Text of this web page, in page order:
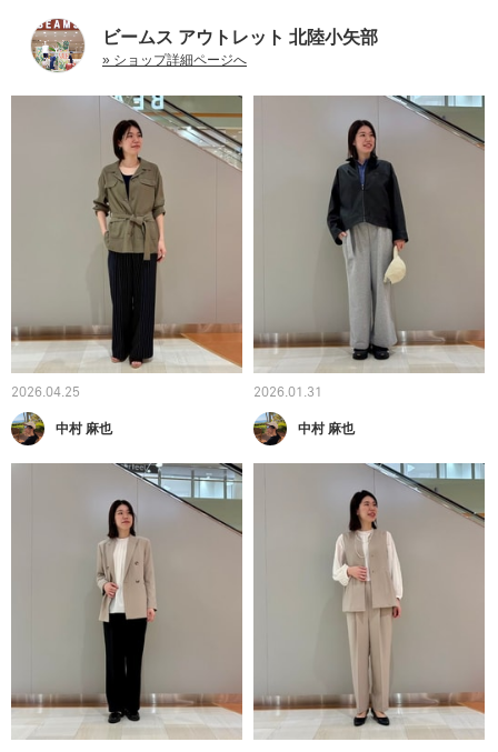
ビームス アウトレット 北陸小矢部
» ショップ詳細ページへ
2026.04.25
中村 麻也
2026.01.31
中村 麻也